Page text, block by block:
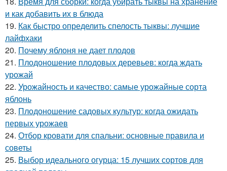
и как добавить их в блюда
19. Как быстро определить спелость тыквы: лучшие
лайфхаки
20. Почему яблоня не дает плодов
21. Плодоношение плодовых деревьев: когда ждать
урожай
22. Урожайность и качество: самые урожайные сорта
яблонь
23. Плодоношение садовых культур: когда ожидать
первых урожаев
24. Отбор кровати для спальни: основные правила и
советы
25. Выбор идеального огурца: 15 лучших сортов для